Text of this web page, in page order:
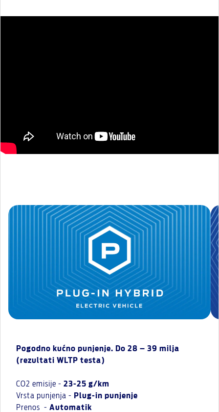
Pogodno kućno punjenje. Do 28 – 39 milja
(rezultati WLTP testa)
CO2 emisije - 23-25 g/km
Vrsta punjenja - Plug-in punjenje
Prenos - Automatik